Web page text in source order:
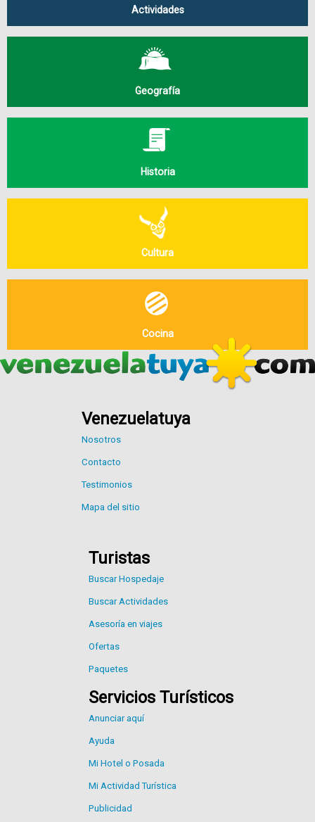
Actividades
Geografía
Historia
Cultura
Cocina
Venezuelatuya
Nosotros
Contacto
Testimonios
Mapa del sitio
Turistas
Buscar Hospedaje
Buscar Actividades
Asesoría en viajes
Ofertas
Paquetes
Servicios Turísticos
Anunciar aquí
Ayuda
Mi Hotel o Posada
Mi Actividad Turística
Publicidad